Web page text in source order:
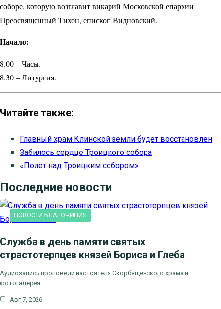
соборе, которую возглавит викарий Московской епархии
Преосвященный Тихон, епископ Видновский.
Начало:
8.00 – Часы.
8.30 – Литургия.
Читайте также:
Главный храм Клинской земли будет восстановлен
Забилось сердце Троицкого собора
«Полет над Троицким собором»
Последние новости
НОВОСТИ БЛАГОЧИНИЯ
Служба в день памяти святых
страстотерпцев князей Бориса и Глеба
Аудиозапись проповеди настоятеля Скорбященского храма и
фотогалерея
Авг 7, 2026